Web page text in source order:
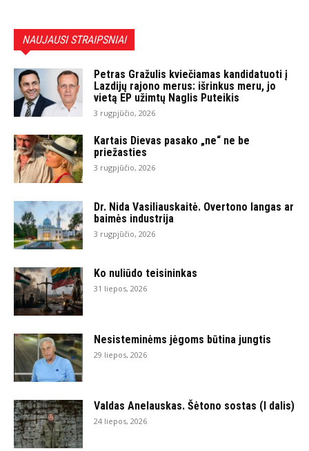
NAUJAUSI STRAIPSNIAI
Petras Gražulis kviečiamas kandidatuoti į
Lazdijų rajono merus: išrinkus meru, jo
vietą EP užimtų Naglis Puteikis
3 rugpjūčio, 2026
Kartais Dievas pasako „ne“ ne be
priežasties
3 rugpjūčio, 2026
Dr. Nida Vasiliauskaitė. Overtono langas ar
baimės industrija
3 rugpjūčio, 2026
Ko nuliūdo teisininkas
31 liepos, 2026
Nesisteminėms jėgoms būtina jungtis
29 liepos, 2026
Valdas Anelauskas. Šėtono sostas (I dalis)
24 liepos, 2026